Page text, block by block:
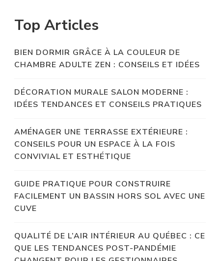
Top Articles
BIEN DORMIR GRÂCE À LA COULEUR DE
CHAMBRE ADULTE ZEN : CONSEILS ET IDÉES
DÉCORATION MURALE SALON MODERNE :
IDÉES TENDANCES ET CONSEILS PRATIQUES
AMÉNAGER UNE TERRASSE EXTÉRIEURE :
CONSEILS POUR UN ESPACE À LA FOIS
CONVIVIAL ET ESTHÉTIQUE
GUIDE PRATIQUE POUR CONSTRUIRE
FACILEMENT UN BASSIN HORS SOL AVEC UNE
CUVE
QUALITÉ DE L’AIR INTÉRIEUR AU QUÉBEC : CE
QUE LES TENDANCES POST-PANDÉMIE